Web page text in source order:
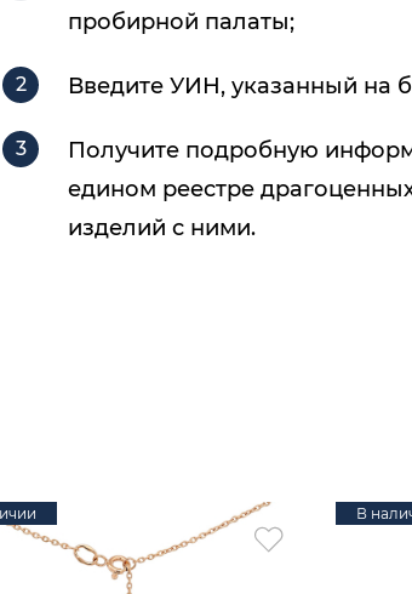
пробирной палаты;
Введите УИН, указанный на
Получите подробную
едином реестре
изделий с ними.
В